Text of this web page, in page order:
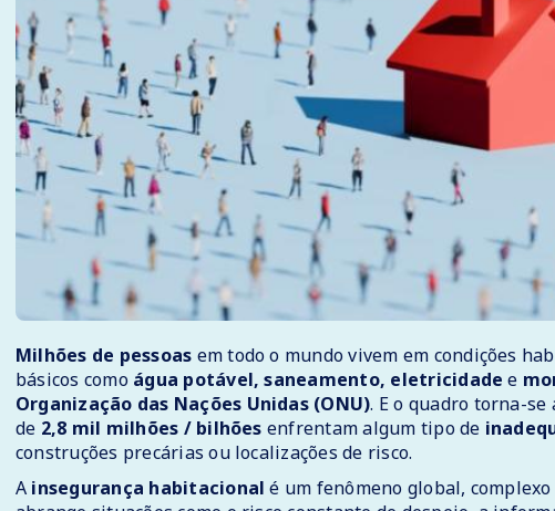
Milhões de pessoas em todo o mundo vivem em condições
básicos como água potável, saneamento, eletricidade e
Organização das Nações Unidas (ONU). E o quadro torna-
de 2,8 mil milhões / bilhões enfrentam algum tipo de
construções precárias ou localizações de risco.
A insegurança habitacional é um fenômeno global,